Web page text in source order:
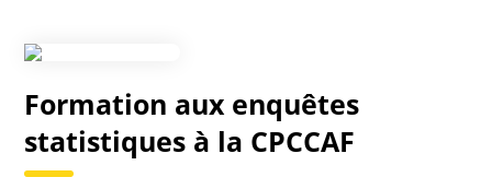
Formation aux enquêtes
statistiques à la CPCCAF